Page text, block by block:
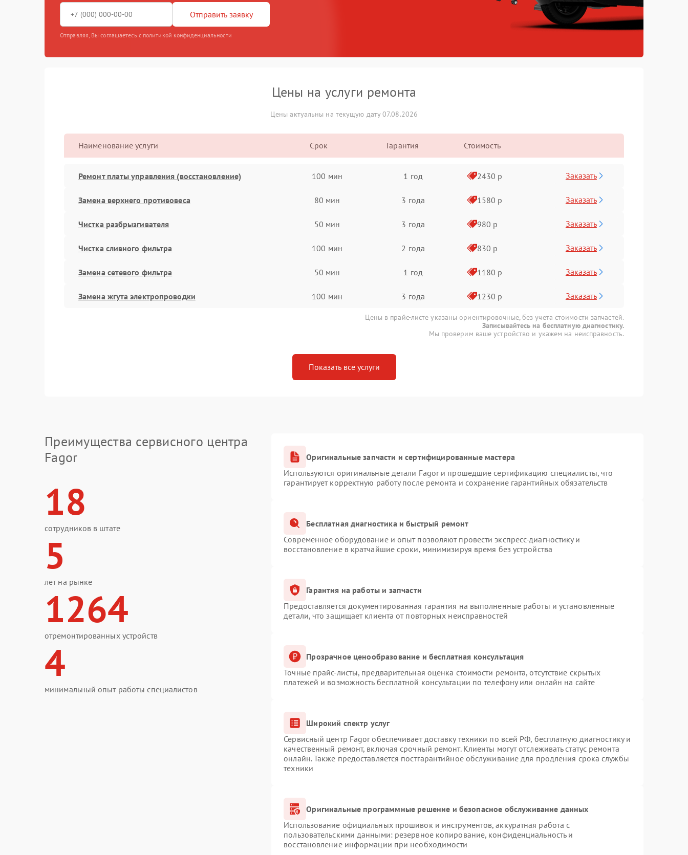
Отправить заявку
Отправляя, Вы соглашаетесь с политикой конфиденциальности
Цены на услуги ремонта
Цены актуальны на текущую дату 07.08.2026
Наименование услуги Срок Гарантия Стоимость
Ремонт платы управления (восстановление) 100 мин 1 год 2430 р Заказать
Замена верхнего противовеса 80 мин 3 года 1580 р Заказать
Чистка разбрызгивателя 50 мин 3 года 980 р Заказать
Чистка сливного фильтра 100 мин 2 года 830 р Заказать
Замена сетевого фильтра 50 мин 1 год 1180 р Заказать
Замена жгута электропроводки 100 мин 3 года 1230 р Заказать
Цены в прайс-листе указаны ориентировочные, без учета стоимости запчастей.
Записывайтесь на бесплатную диагностику.
Мы проверим ваше устройство и укажем на неисправность.
Показать все услуги
Преимущества сервисного центра
Fagor
18
сотрудников в штате
5
лет на рынке
1264
отремонтированных устройств
4
минимальный опыт работы специалистов
Оригинальные запчасти и сертифицированные мастера
Используются оригинальные детали Fagor и прошедшие сертификацию специалисты, что
гарантирует корректную работу после ремонта и сохранение гарантийных обязательств
Бесплатная диагностика и быстрый ремонт
Современное оборудование и опыт позволяют провести экспресс-диагностику и
восстановление в кратчайшие сроки, минимизируя время без устройства
Гарантия на работы и запчасти
Предоставляется документированная гарантия на выполненные работы и установленные
детали, что защищает клиента от повторных неисправностей
Прозрачное ценообразование и бесплатная консультация
Точные прайс-листы, предварительная оценка стоимости ремонта, отсутствие скрытых
платежей и возможность бесплатной консультации по телефону или онлайн на сайте
Широкий спектр услуг
Сервисный центр Fagor обеспечивает доставку техники по всей РФ, бесплатную диагностику и
качественный ремонт, включая срочный ремонт. Клиенты могут отслеживать статус ремонта
онлайн. Также предоставляется постгарантийное обслуживание для продления срока службы
техники
Оригинальные программные решение и безопасное обслуживание данных
Использование официальных прошивок и инструментов, аккуратная работа с
пользовательскими данными: резервное копирование, конфиденциальность и
восстановление информации при необходимости